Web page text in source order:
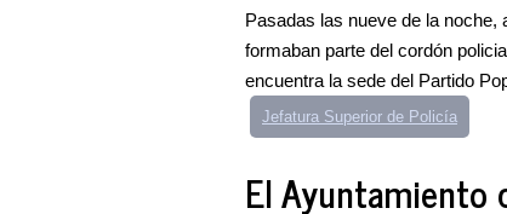
Pasadas las nueve de la noche,
formaban parte del cordón
encuentra la sede del Partido
Jefatura Superior de Policía
El Ayuntamiento